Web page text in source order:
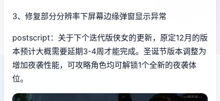
3、修复部分分辨率下屏幕边缘弹窗显示异常
postscript：关于下个迭代版侠女的更新，原定12月的版
本预计大概需要延期3-4周才能完成。圣诞节版本调整为
增加夜袭性能，可攻略角色均可解锁1个全新的夜袭体
位。